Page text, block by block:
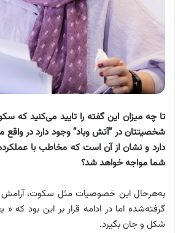
تا چه میزان این گفته را تایید می‌کنید که
شخصیتتان در “آتش وباد” وجود دارد در واقع
دارد و نشان از آن است که مخاطب با
شما مواجه خواهد شد؟
به‌هرحال این خصوصیات مثل سکوت، آرامش
گرفته‌شده اما در ادامه قرار بر این بود که
شکل و جان بگیرد.